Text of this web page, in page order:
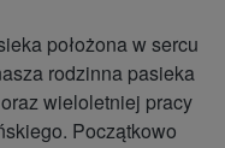
położona w sercu
rodzinna pasieka
wieloletniej pracy
Początkowo